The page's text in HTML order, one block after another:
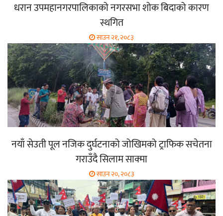
धरान उपमहानगरपालिकाको नगरसभा शोक बिदाको कारण
स्थगित
साउन २१, २०८३
नयाँ सेउती पूल नजिक दुर्घटनाको जोखिमको ट्राफिक सचेतना
गराउँदै सिलाम साक्मा
साउन २०, २०८३